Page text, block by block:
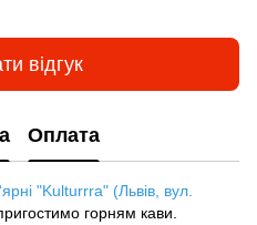
відгук
Оплата
"Kulturrra" (Львів, вул.
горням кави.